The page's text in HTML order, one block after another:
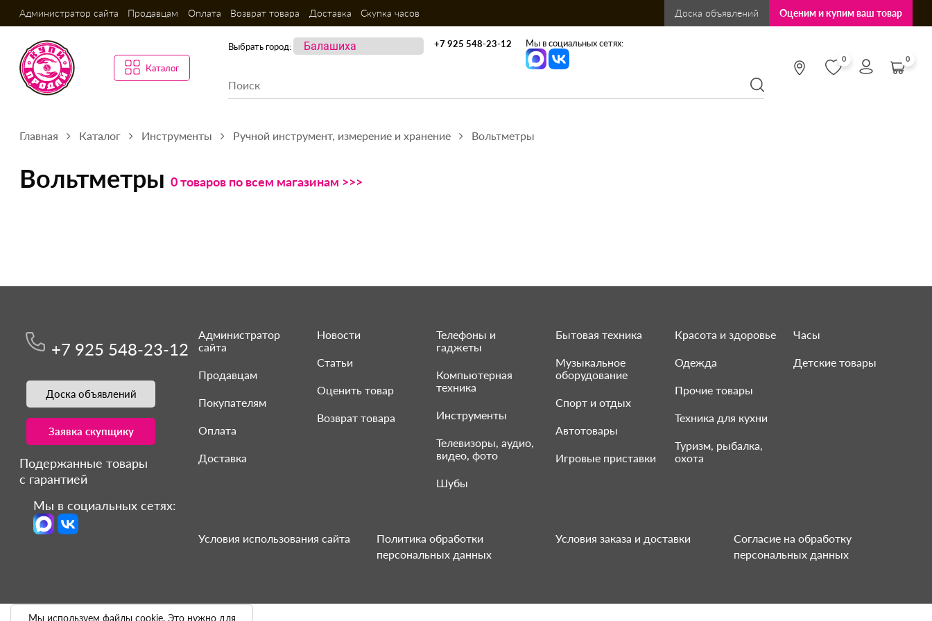
Администратор сайта Продавцам Оплата Возврат товара Доставка Скупка часов Доска объявлений Оценим и купим ваш товар
Каталог
Выбрать город: +7 925 548-23-12 Мы в социальных сетях:
0 0
Главная Каталог Инструменты Ручной инструмент, измерение и хранение Вольтметры
Вольтметры 0 товаров по всем магазинам >>>
Мы используем файлы cookie. Это нужно для
+7 925 548-23-12
Доска объявлений
Заявка скупщику
Подержанные товары
с гарантией
Мы в социальных сетях:
Администратор
сайта
Продавцам
Покупателям
Оплата
Доставка
Новости
Статьи
Оценить товар
Возврат товара
Телефоны и
гаджеты
Компьютерная
техника
Инструменты
Телевизоры, аудио,
видео, фото
Шубы
Бытовая техника
Музыкальное
оборудование
Спорт и отдых
Автотовары
Игровые приставки
Красота и здоровье
Одежда
Прочие товары
Техника для кухни
Туризм, рыбалка,
охота
Часы
Детские товары
Условия использования сайта
Политика обработки
персональных данных
Условия заказа и доставки
Согласие на обработку
персональных данных